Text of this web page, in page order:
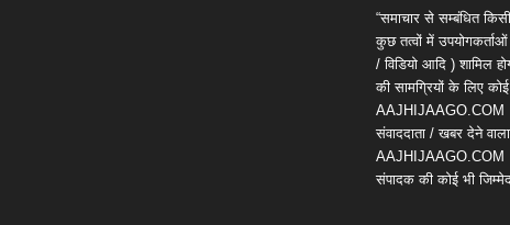
“समाचार से सम्बंधित
कुछ तत्वों में उपयोगकर्ताओं
/ विडियो आदि ) शामिल
की सामग्रियों के लिए कोई
AAJHIJAAGO.COM
संवाददाता / खबर देने वाला
AAJHIJAAGO.COM
संपादक की कोई भी